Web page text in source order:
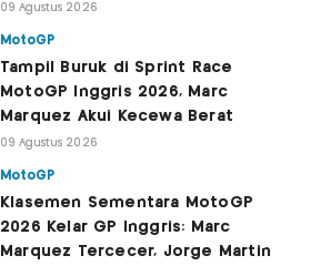
09 Agustus 2026
MotoGP
Tampil Buruk di Sprint Race
MotoGP Inggris 2026, Marc
Marquez Akui Kecewa Berat
09 Agustus 2026
MotoGP
Klasemen Sementara MotoGP
2026 Kelar GP Inggris: Marc
Marquez Tercecer, Jorge Martin